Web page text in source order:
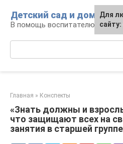
контенту
Детский сад и дом
В помощь воспитателю и
Главная » Конспекты
«Знать должны и
что защищают всех на
занятия в старшей группе
Для